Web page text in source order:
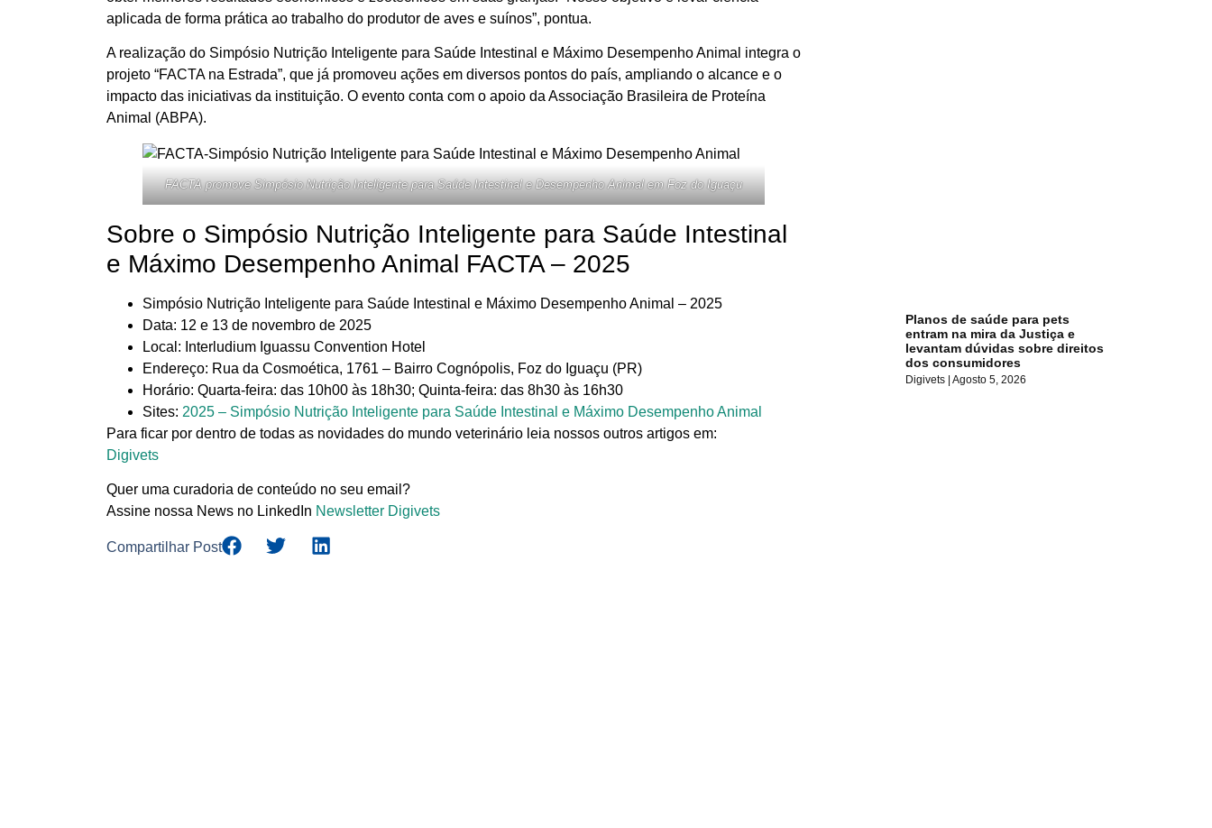
aplicada de forma prática ao trabalho do produtor de aves e suínos”, pontua.
A realização do Simpósio Nutrição Inteligente para Saúde Intestinal e Máximo Desempenho Animal integra o
projeto “FACTA na Estrada”, que já promoveu ações em diversos pontos do país, ampliando o alcance e o
impacto das iniciativas da instituição. O evento conta com o apoio da Associação Brasileira de Proteína
Animal (ABPA).
FACTA promove Simpósio Nutrição Inteligente para Saúde Intestinal e Desempenho Animal em Foz do Iguaçu
Sobre o Simpósio Nutrição Inteligente para Saúde Intestinal
e Máximo Desempenho Animal FACTA – 2025
Simpósio Nutrição Inteligente para Saúde Intestinal e Máximo Desempenho Animal – 2025
Data: 12 e 13 de novembro de 2025
Local : Interludium Iguassu Convention Hotel
Endereço: Rua da Cosmoética, 1761 – Bairro Cognópolis, Foz do Iguaçu (PR)
Horário: Quarta-feira: das 10h00 às 18h30; Quinta-feira: das 8h30 às 16h30
Sites: 2025 – Simpósio Nutrição Inteligente para Saúde Intestinal e Máximo Desempenho Animal
Para ficar por dentro de todas as novidades do mundo veterinário leia nossos outros artigos em:
Digivets
Quer uma curadoria de conteúdo no seu email?
Assine nossa News no LinkedIn Newsletter Digivets
Compartilhar Post
Planos de saúde para pets
entram na mira da Justiça e
levantam dúvidas sobre direitos
dos consumidores
Digivets Agosto 5, 2026